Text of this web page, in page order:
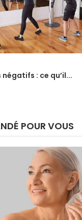
: ce qu’il...
POUR VOUS